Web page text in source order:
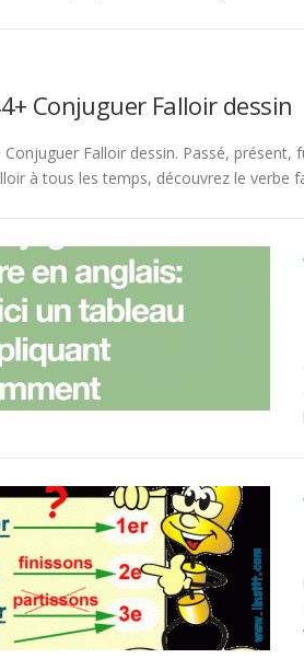
Conjuguer Falloir dessin
Conjuguer Falloir dessin. Passé,
à tous les temps, découvrez le verbe